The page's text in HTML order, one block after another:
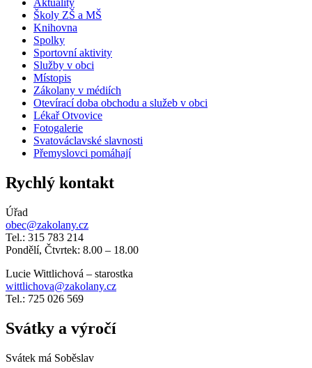
Aktuality
Školy ZŠ a MŠ
Knihovna
Spolky
Sportovní aktivity
Služby v obci
Místopis
Zákolany v médiích
Otevírací doba obchodu a služeb v obci
Lékař Otvovice
Fotogalerie
Svatováclavské slavnosti
Přemyslovci pomáhají
Rychlý kontakt
Úřad
obec@zakolany.cz
Tel.: 315 783 214
Pondělí, Čtvrtek: 8.00 – 18.00
Lucie Wittlichová – starostka
wittlichova@zakolany.cz
Tel.: 725 026 569
Svátky a výročí
Svátek má Soběslav